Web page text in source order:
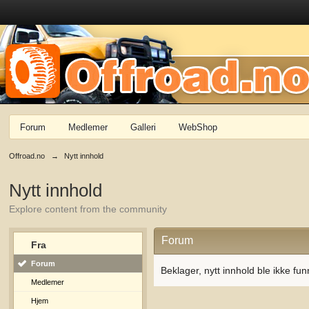
Forum Medlemer Galleri WebShop
Offroad.no → Nytt innhold
Nytt innhold
Explore content from the community
Fra
Forum
Medlemer
Hjem
Forum
Beklager, nytt innhold ble ikke